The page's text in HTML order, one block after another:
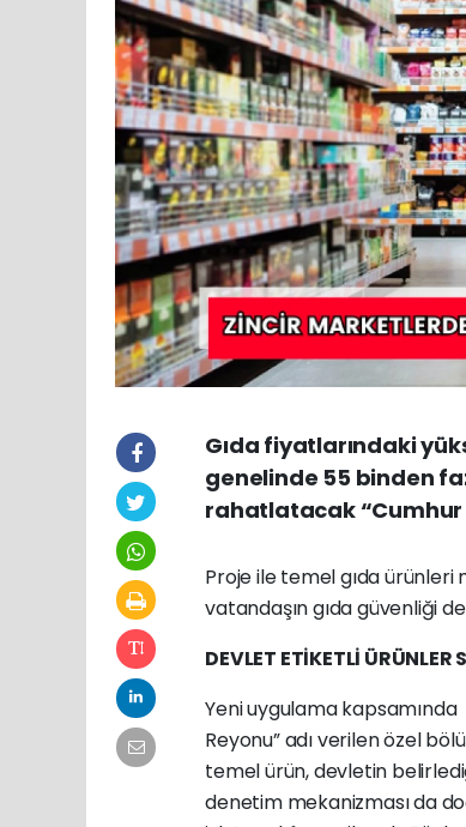
Gıda fiyatlarındaki
genelinde 55 binden
rahatlatacak “Cumhur
Proje ile temel gıda
vatandaşın gıda güvenliği
DEVLET ETİKETLİ
Yeni uygulama
Reyonu” adı verilen özel
temel ürün, devletin
denetim mekanizması da